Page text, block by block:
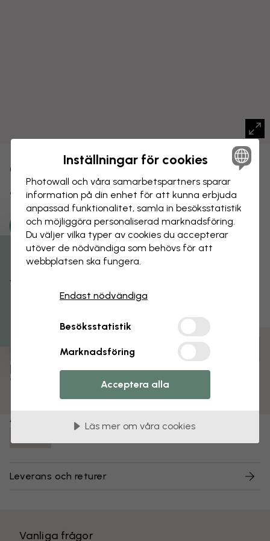
Världskarta med städer
CANVASTAVLA
Anpassa och beställ
Färdigmonterad och klar att hängas upp
Färgbeständiga tryck
Artikelnummer:
Leverans och returer
Vanliga frågor
Få 15% rabatt
Inställningar för cookies
Photowall och våra samarbets­partners sparar
information på din enhet för att kunna erbjuda
anpassad funktionalitet, samla in besöks­statistik
och möjliggöra personaliserad marknads­föring.
Du väljer vilka typer av cookies du accepterar
utöver de nödvändiga som behövs för att
webbplatsen ska fungera.
Endast nödvändiga
Besöksstatistik
Marknadsföring
Acceptera alla
Läs mer om våra cookies